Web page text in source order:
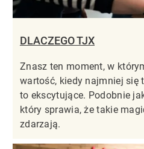
DLACZEGO TJX
Znasz ten moment, w
wartość, kiedy najmniej się
to ekscytujące. Podobnie
który sprawia, że takie
zdarzają.